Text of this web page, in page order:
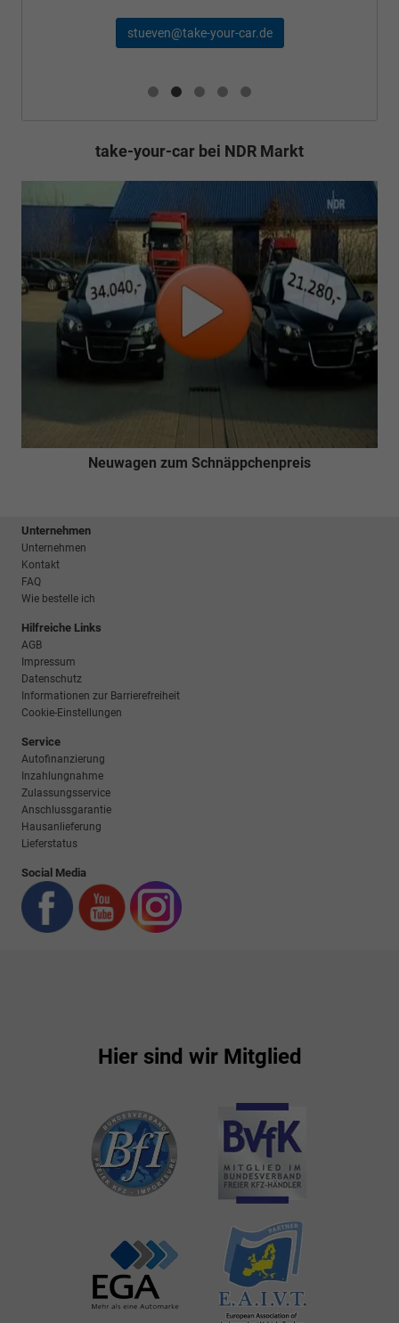
take-your-car bei NDR Markt
Neuwagen zum Schnäppchenpreis
Unternehmen
Unternehmen
Kontakt
FAQ
Wie bestelle ich
Hilfreiche Links
AGB
Impressum
Datenschutz
Informationen zur Barrierefreiheit
Cookie-Einstellungen
Service
Autofinanzierung
Inzahlungnahme
Zulassungsservice
Anschlussgarantie
Hausanlieferung
Lieferstatus
Social Media
Hier sind wir Mitglied